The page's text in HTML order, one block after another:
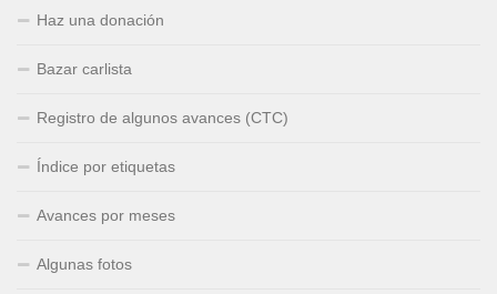
Haz una donación
Bazar carlista
Registro de algunos avances (CTC)
Índice por etiquetas
Avances por meses
Algunas fotos